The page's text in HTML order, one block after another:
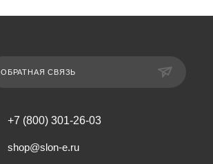
ОБРАТНАЯ СВЯЗЬ
+7 (800) 301-26-03
shop@slon-e.ru